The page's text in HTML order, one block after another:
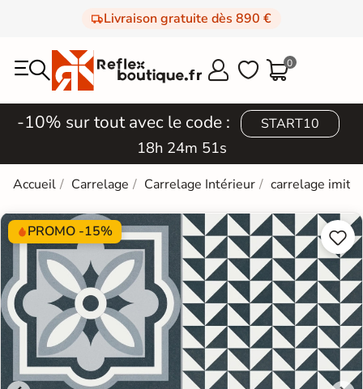
Livraison gratuite dès 890 €
  0
-10% sur tout avec le code : START10
18h 24m 50s
Accueil Carrelage Carrelage Intérieur carrelage
PROMO -15% 
